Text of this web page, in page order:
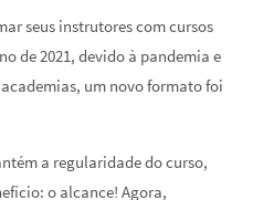
seus instrutores com cursos
de 2021, devido à pandemia e
um novo formato foi
a regularidade do curso,
o alcance! Agora,